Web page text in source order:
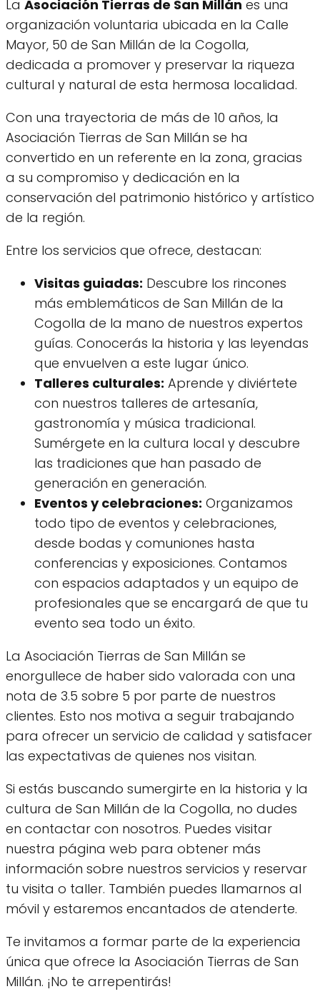
La Asociación Tierras de San Millán es una
organización voluntaria ubicada en la Calle
Mayor, 50 de San Millán de la Cogolla,
dedicada a promover y preservar la riqueza
cultural y natural de esta hermosa localidad.
Con una trayectoria de más de 10 años, la
Asociación Tierras de San Millán se ha
convertido en un referente en la zona, gracias
a su compromiso y dedicación en la
conservación del patrimonio histórico y artístico
de la región.
Entre los servicios que ofrece, destacan:
Visitas guiadas: Descubre los rincones
más emblemáticos de San Millán de la
Cogolla de la mano de nuestros expertos
guías. Conocerás la historia y las leyendas
que envuelven a este lugar único.
Talleres culturales: Aprende y diviértete
con nuestros talleres de artesanía,
gastronomía y música tradicional.
Sumérgete en la cultura local y descubre
las tradiciones que han pasado de
generación en generación.
Eventos y celebraciones: Organizamos
todo tipo de eventos y celebraciones,
desde bodas y comuniones hasta
conferencias y exposiciones. Contamos
con espacios adaptados y un equipo de
profesionales que se encargará de que tu
evento sea todo un éxito.
La Asociación Tierras de San Millán se
enorgullece de haber sido valorada con una
nota de 3.5 sobre 5 por parte de nuestros
clientes. Esto nos motiva a seguir trabajando
para ofrecer un servicio de calidad y satisfacer
las expectativas de quienes nos visitan.
Si estás buscando sumergirte en la historia y la
cultura de San Millán de la Cogolla, no dudes
en contactar con nosotros. Puedes visitar
nuestra página web para obtener más
información sobre nuestros servicios y reservar
tu visita o taller. También puedes llamarnos al
móvil y estaremos encantados de atenderte.
Te invitamos a formar parte de la experiencia
única que ofrece la Asociación Tierras de San
Millán. ¡No te arrepentirás!